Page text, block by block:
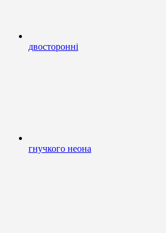
двосторонні
гнучкого неона